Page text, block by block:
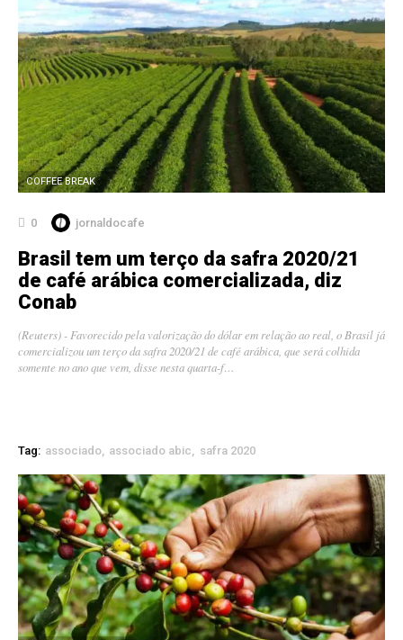
COFFEE BREAK
0 jornaldocafe
Brasil tem um terço da safra 2020/21
de café arábica comercializada, diz
Conab
(Reuters) - Favorecido pela valorização do dólar em relação ao real, o Brasil já
comercializou um terço da safra 2020/21 de café arábica, que será colhida
somente no ano que vem, disse nesta quarta-f…
Tag: associado associado abic safra 2020